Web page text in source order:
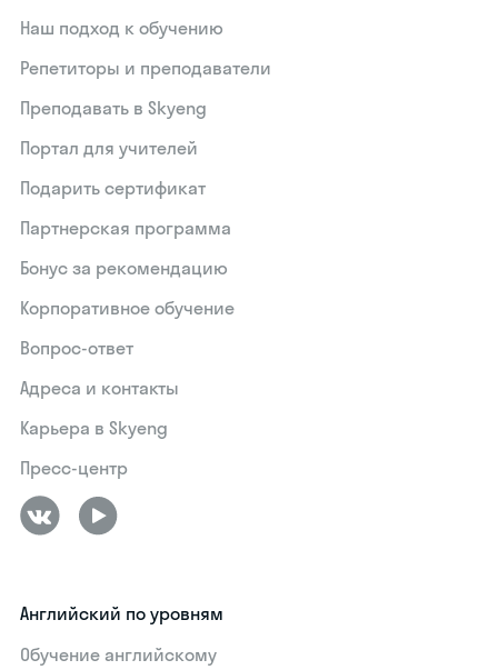
Наш подход к обучению
Репетиторы и преподаватели
Преподавать в Skyeng
Портал для учителей
Подарить сертификат
Партнерская программа
Бонус за рекомендацию
Корпоративное обучение
Вопрос-ответ
Адреса и контакты
Карьера в Skyeng
Пресс-центр
Английский по уровням
Обучение английскому